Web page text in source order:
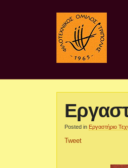
Posted in Εργαστήριο
Tweet